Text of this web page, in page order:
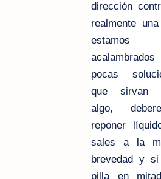
dirección
realmente
estamos
pocas
que sirvan
algo,
reponer
sales a la
brevedad y
pilla en